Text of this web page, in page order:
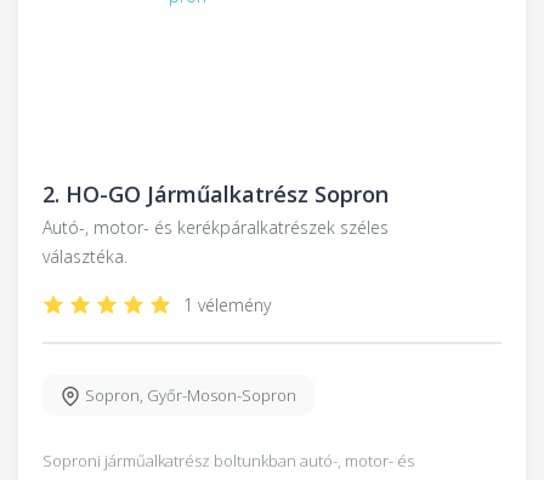
2. HO-GO Járműalkatrész Sopron
Autó-, motor- és kerékpáralkatrészek széles
választéka.
1 vélemény
Sopron, Győr-Moson-Sopron
Soproni járműalkatrész boltunkban autó-, motor- és